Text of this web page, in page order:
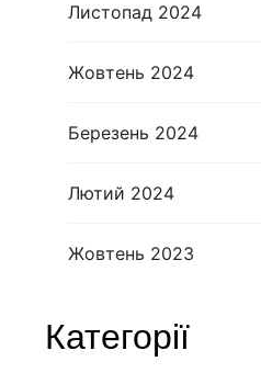
Листопад 2024
Жовтень 2024
Березень 2024
Лютий 2024
Жовтень 2023
Категорії